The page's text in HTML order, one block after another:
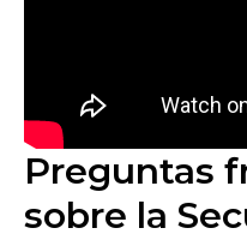
Preguntas
sobre la